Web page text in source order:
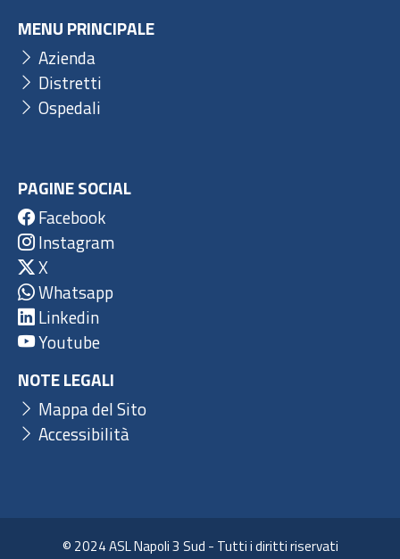
MENU PRINCIPALE
Azienda
Distretti
Ospedali
PAGINE SOCIAL
Facebook
Instagram
X
Whatsapp
Linkedin
Youtube
NOTE LEGALI
Mappa del Sito
Accessibilità
© 2024 ASL Napoli 3 Sud - Tutti i diritti riservati